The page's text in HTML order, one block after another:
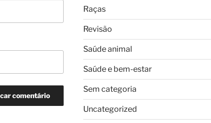
Raças
Revisão
Saúde animal
Saúde e bem-estar
Sem categoria
Uncategorized